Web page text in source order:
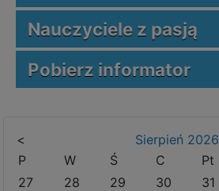
Nauczyciele z pasją
Pobierz informator
< Sierpień 2026
P
W Ś C Pt
27
28 29 30 31